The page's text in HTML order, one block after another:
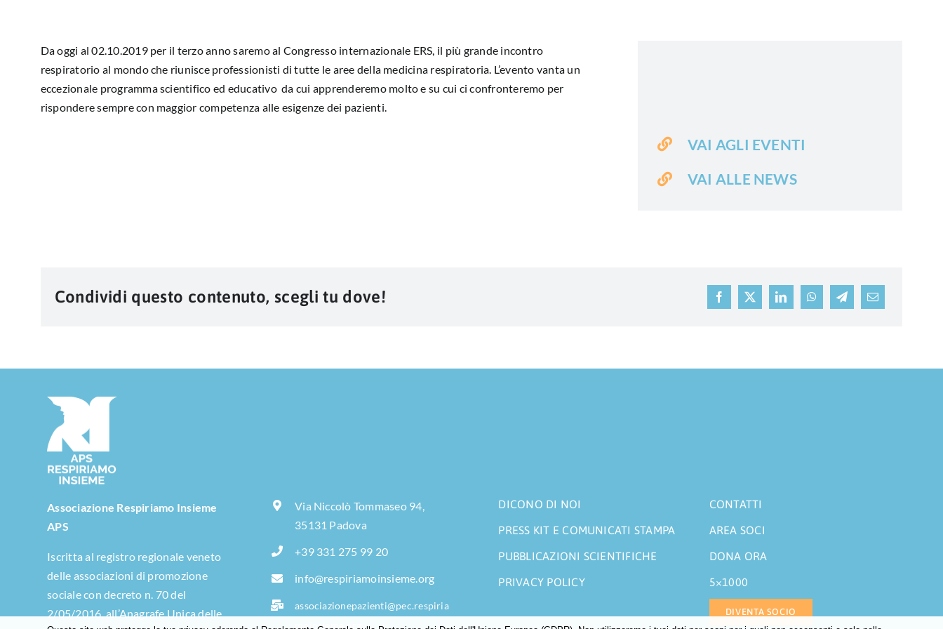
Da oggi al 02.10.2019 per il terzo anno saremo al Congresso internazionale ERS, il più grande incontro
respiratorio al mondo che riunisce professionisti di tutte le aree della medicina respiratoria. L’evento vanta un
eccezionale programma scientifico ed educativo da cui apprenderemo molto e su cui ci confronteremo per
rispondere sempre con maggior competenza alle esigenze dei pazienti.
VAI AGLI EVENTI
VAI ALLE NEWS
Condividi questo contenuto, scegli tu dove!
Associazione Respiriamo Insieme
APS
Iscritta al registro regionale veneto
delle associazioni di promozione
sociale con decreto n. 70 del
2/05/2016, all’Anagrafe Unica delle
Via Niccolò Tommaseo 94,
35131 Padova
+39 331 275 99 20
info@respiriamoinsieme.org
associazionepazienti@pec.respiria
moinsieme.org
DICONO DI NOI
PRESS KIT E COMUNICATI STAMPA
PUBBLICAZIONI SCIENTIFICHE
PRIVACY POLICY
CONTATTI
AREA SOCI
DONA ORA
5×1000
DIVENTA SOCIO